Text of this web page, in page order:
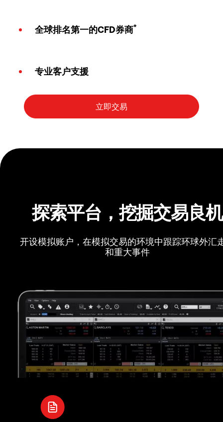
全球排名第一的CFD券商*
专业客户支援
探索平台，挖掘交易良机
开设模拟账户，在模拟交易的环境中跟踪环球外汇
和重大事件